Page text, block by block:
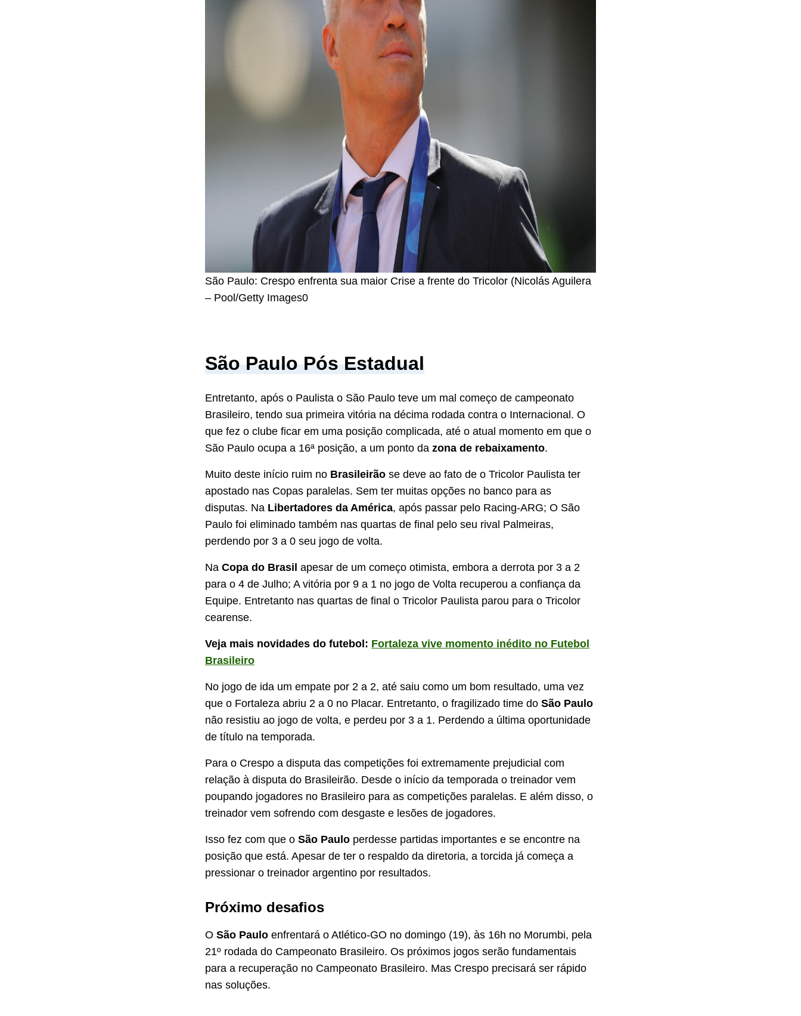
São Paulo: Crespo enfrenta sua maior Crise a frente do Tricolor (Nicolás Aguilera
– Pool/Getty Images0
São Paulo Pós Estadual
Entretanto, após o Paulista o São Paulo teve um mal começo de campeonato
Brasileiro, tendo sua primeira vitória na décima rodada contra o Internacional. O
que fez o clube ficar em uma posição complicada, até o atual momento em que o
São Paulo ocupa a 16ª posição, a um ponto da zona de rebaixamento.
Muito deste início ruim no Brasileirão se deve ao fato de o Tricolor Paulista ter
apostado nas Copas paralelas. Sem ter muitas opções no banco para as
disputas. Na Libertadores da América, após passar pelo Racing-ARG; O São
Paulo foi eliminado também nas quartas de final pelo seu rival Palmeiras,
perdendo por 3 a 0 seu jogo de volta.
Na Copa do Brasil apesar de um começo otimista, embora a derrota por 3 a 2
para o 4 de Julho; A vitória por 9 a 1 no jogo de Volta recuperou a confiança da
Equipe. Entretanto nas quartas de final o Tricolor Paulista parou para o Tricolor
cearense.
Veja mais novidades do futebol: Fortaleza vive momento inédito no Futebol
Brasileiro
No jogo de ida um empate por 2 a 2, até saiu como um bom resultado, uma vez
que o Fortaleza abriu 2 a 0 no Placar. Entretanto, o fragilizado time do São Paulo
não resistiu ao jogo de volta, e perdeu por 3 a 1. Perdendo a última oportunidade
de título na temporada.
Para o Crespo a disputa das competições foi extremamente prejudicial com
relação à disputa do Brasileirão. Desde o início da temporada o treinador vem
poupando jogadores no Brasileiro para as competições paralelas. E além disso, o
treinador vem sofrendo com desgaste e lesões de jogadores.
Isso fez com que o São Paulo perdesse partidas importantes e se encontre na
posição que está. Apesar de ter o respaldo da diretoria, a torcida já começa a
pressionar o treinador argentino por resultados.
Próximo desafios
O São Paulo enfrentará o Atlético-GO no domingo (19), às 16h no Morumbi, pela
21º rodada do Campeonato Brasileiro. Os próximos jogos serão fundamentais
para a recuperação no Campeonato Brasileiro. Mas Crespo precisará ser rápido
nas soluções.